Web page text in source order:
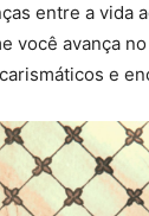
entre a vida
você avança
e